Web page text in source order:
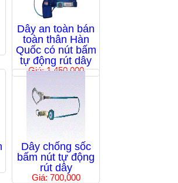
Dây an toàn bán
toàn thân Hàn
Quốc có nút bấm
tự động rút dây
Giá: 1,450,000
Dây chống sốc
bấm nút tự động
rút dây
Giá: 700,000